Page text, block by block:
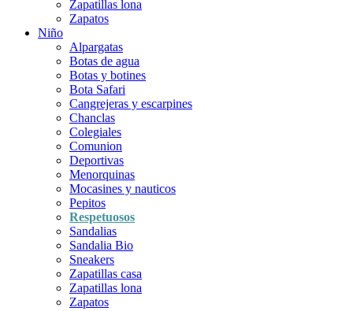
Zapatillas lona
Zapatos
Niño
Alpargatas
Botas de agua
Botas y botines
Bota Safari
Cangrejeras y escarpines
Chanclas
Colegiales
Comunion
Deportivas
Menorquinas
Mocasines y nauticos
Pepitos
Respetuosos
Sandalias
Sandalia Bio
Sneakers
Zapatillas casa
Zapatillas lona
Zapatos